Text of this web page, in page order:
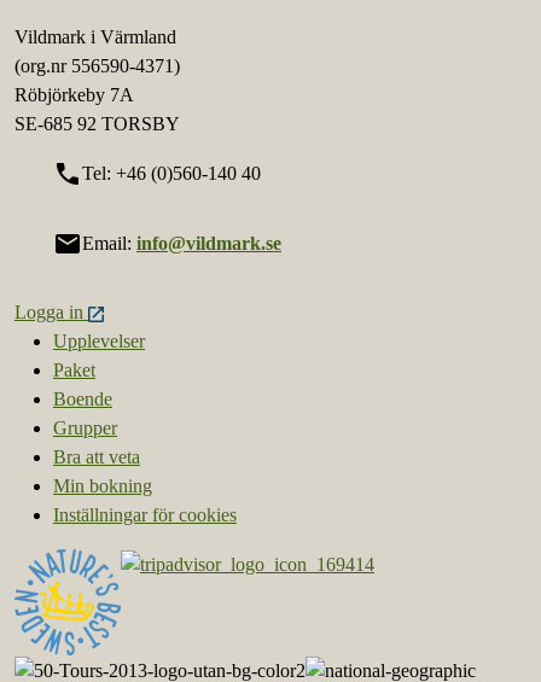
Vildmark i Värmland
(org.nr 556590-4371)
Röbjörkeby 7A
SE-685 92 TORSBY
callTel: +46 (0)560-140 40
mailEmail: info@vildmark.se
Logga in
Upplevelser
Paket
Boende
Grupper
Bra att veta
Min bokning
Inställningar för cookies